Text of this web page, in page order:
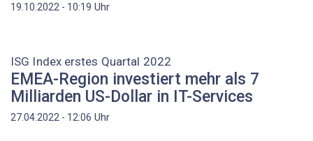
19.10.2022 - 10:19 Uhr
ISG Index erstes Quartal 2022
EMEA-Region investiert mehr als 7
Milliarden US-Dollar in IT-Services
27.04.2022 - 12:06 Uhr